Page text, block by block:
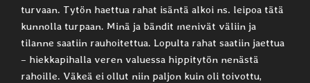
turvaan. Tytön haettua rahat isäntä alkoi ns. leipoa tätä
kunnolla turpaan. Minä ja bändit menivät väliin ja
tilanne saatiin rauhoitettua. Lopulta rahat saatiin jaettua
– hiekkapihalla veren valuessa hippitytön nenästä
rahoille. Väkeä ei ollut niin paljon kuin oli toivottu,